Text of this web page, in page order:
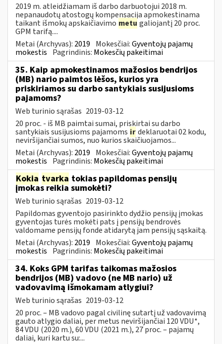
2019 m. atleidžiamam iš darbo darbuotojui 2018 m.
nepanaudotų atostogų kompensacija apmokestinama
taikant išmokų apskaičiavimo metu galiojantį 20 proc.
GPM tarifą....
Metai (Archyvas): 2019 Mokesčiai:Gyventojų pajamų
mokestis Pagrindinis: Mokesčių pakeitimai
35. Kaip apmokestinamos mažosios bendrijos
(MB) nario paimtos lėšos, kurios yra
priskiriamos su darbo santykiais susijusioms
pajamoms?
Web turinio sąrašas 2019-03-12
20 proc. - iš MB paimtai sumai, priskirtai su darbo
santykiais susijusioms pajamoms irdeklaruotai 02 kodu,
neviršijančiai sumos, nuo kurios skaičiuojamos...
Metai (Archyvas): 2019 Mokesčiai:Gyventojų pajamų
mokestis Pagrindinis: Mokesčių pakeitimai
Kokia tvarka tokias papildomas pensijų
įmokas reikia sumokėti?
Web turinio sąrašas 2019-03-12
Papildomas gyventojo pasirinkto dydžio pensijų įmokas
gyventojas turės mokėti pats į pensijų bendrovės
valdomame pensijų fonde atidarytą jam pensijų sąskaitą.
Metai (Archyvas): 2019 Mokesčiai:Gyventojų pajamų
mokestis Pagrindinis: Mokesčių pakeitimai
34. Koks GPM tarifas taikomas mažosios
bendrijos (MB) vadovo (ne MB nario) už
vadovavimą išmokamam atlygiui?
Web turinio sąrašas 2019-03-12
20 proc. – MB vadovo pagal civilinę sutartį už vadovavimą
gauto atlygio daliai, per metus neviršijančiai 120 VDU*,
84 VDU (2020 m.), 60 VDU (2021 m.), 27 proc. – pajamų
daliai, kuri kartu su:...